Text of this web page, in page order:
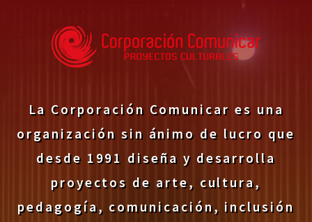
La Corporación Comunicar es una
organización sin ánimo de lucro que
desde 1991 diseña y desarrolla
proyectos de arte, cultura,
pedagogía, comunicación, inclusión